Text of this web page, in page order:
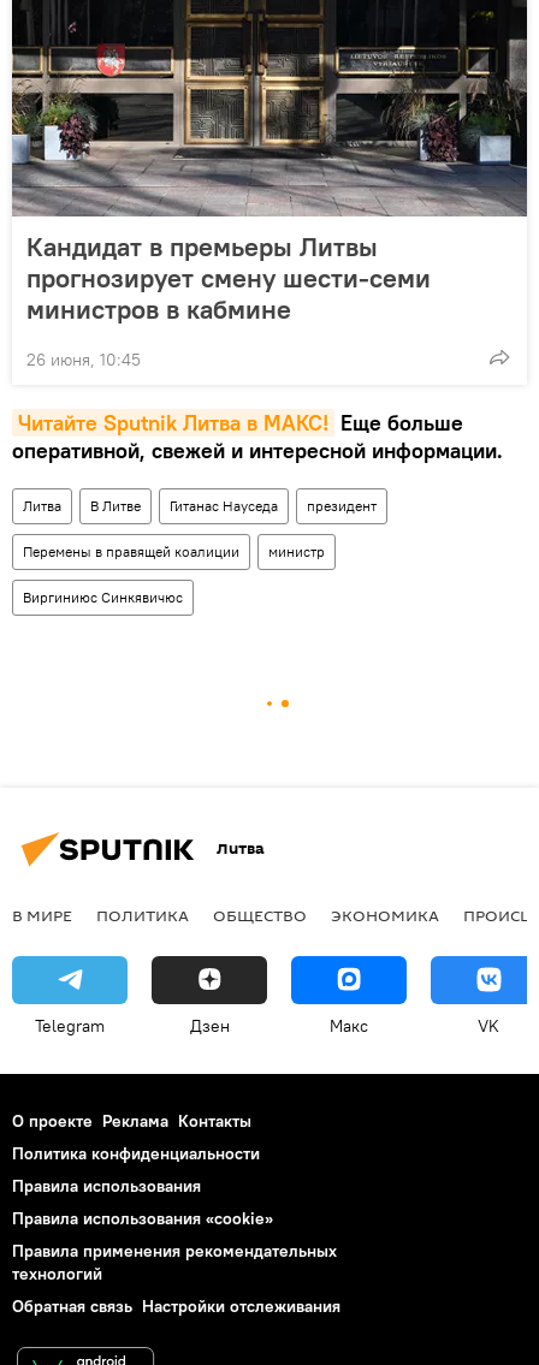
Кандидат в премьеры Литвы
прогнозирует смену шести-семи
министров в кабмине
26 июня, 10:45
Читайте Sputnik Литва в MAКС! Еще больше
оперативной, свежей и интересной информации.
Литва В Литве Гитанас Науседа президент
Перемены в правящей коалиции министр
Виргиниюс Синкявичюс
Литва
В МИРЕ ПОЛИТИКА ОБЩЕСТВО ЭКОНОМИКА
Telegram Дзен Макс VK
О проекте Реклама Контакты
Политика конфиденциальности
Правила использования
Правила использования «cookie»
Правила применения рекомендательных
технологий
Обратная связь Настройки отслеживания